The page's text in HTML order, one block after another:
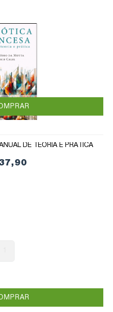
DE TEORIA E PRÁTICA